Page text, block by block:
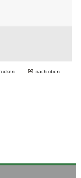
nach oben